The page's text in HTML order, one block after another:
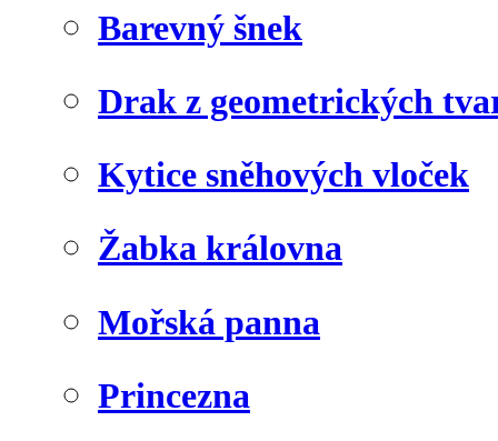
Barevný šnek
Drak z geometrických
Kytice sněhových vloček
Žabka královna
Mořská panna
Princezna